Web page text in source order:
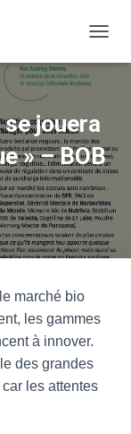
jouera
» – BOB
marché bio
les gammes
à innover.
des grandes
les attentes